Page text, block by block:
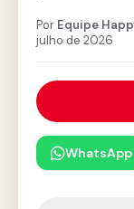
Por Equipe
julho de 2026
WhatsApp